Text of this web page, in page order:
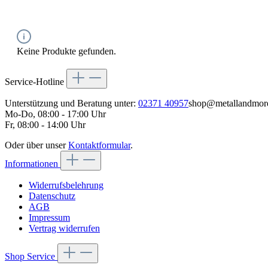
Keine Produkte gefunden.
Service-Hotline
Unterstützung und Beratung unter: 02371 40957
Mo-Do, 08:00 - 17:00 Uhr
Fr, 08:00 - 14:00 Uhr
Oder über unserKontaktformular.
Informationen
Widerrufsbelehrung
Datenschutz
AGB
Impressum
Vertrag widerrufen
Shop Service